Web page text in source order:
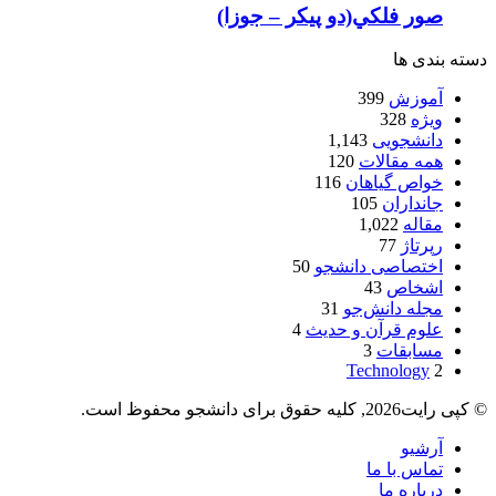
صور فلكي(دو پیکر – جوزا)
دسته بندی ها
آموزش 399
ویژه 328
دانشجویی 1,143
همه مقالات 120
خواص گیاهان 116
جانداران 105
مقاله 1,022
رپرتاژ 77
اختصاصی دانشجو 50
اشخاص 43
مجله دانش‌جو 31
علوم قرآن و حدیث 4
مسابقات 3
Technology 2
© کپی رایت2026, کلیه حقوق برای دانشجو محفوظ است.
آرشیو
تماس با ما
درباره ما